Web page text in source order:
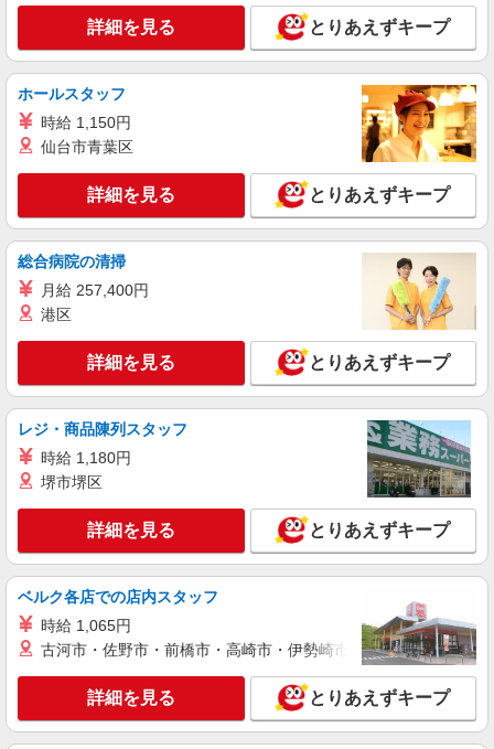
パーソルテンプスタッフ株式会社 東関東コーディネートセンター
（水戸）/26-0505457
8月開始★［ひたちなか市］髪色OK★ネイル
茨城県ひたちなか市／最寄駅：勝田駅 ≪車
通勤可≫ 徒歩7分のところに民間駐車場あり！
キープ 詳細を見る
派遣社員
パーソルテンプスタッフ株式会社 東関東コーディネートセンター
（水戸）/26-0587464
［未経験OK＆軽作業］月収20万以上★コツコ
ツ＆モクモク作業！
時給1400円
茨城県ひたちなか市／最寄駅：勝田駅 ≪車
通勤可≫ 徒歩7分の所に民間駐車場あり！
キープ 詳細を見る
派遣社員
パーソルテンプスタッフ株式会社 東関東コーディネートセンター
（水戸）/26-0492161
8月開始★［ひたちなか市×軽作業］時給1250
円以上★倉庫内軽作業！！
時給1250円〜1300円（経験・能力による）
茨城県ひたちなか市／最寄駅：後台駅、常陸津
田駅 ≪車通勤可≫ 敷地内無料駐車場あり！
詳細を見る とりあえずキープ
ホールスタッフ
時給 1,150円
仙台市青葉区
詳細を見る とりあえずキープ
総合病院の清掃
月給 257,400円
港区
詳細を見る とりあえずキープ
レジ・商品陳列スタッフ
時給 1,180円
堺市堺区
詳細を見る とりあえずキープ
ベルク各店での店内スタッフ
時給 1,065円
古河市・佐野市・前橋市・高崎市・伊勢崎市・太田市・館林市
詳細を見る とりあえずキープ